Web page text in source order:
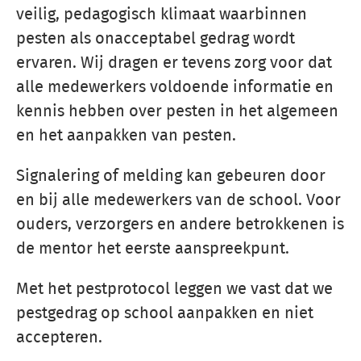
veilig, pedagogisch klimaat waarbinnen
pesten als onacceptabel gedrag wordt
ervaren. Wij dragen er tevens zorg voor dat
alle medewerkers voldoende informatie en
kennis hebben over pesten in het algemeen
en het aanpakken van pesten.
Signalering of melding kan gebeuren door
en bij alle medewerkers van de school. Voor
ouders, verzorgers en andere betrokkenen is
de mentor het eerste aanspreekpunt.
Met het pestprotocol leggen we vast dat we
pestgedrag op school aanpakken en niet
accepteren.